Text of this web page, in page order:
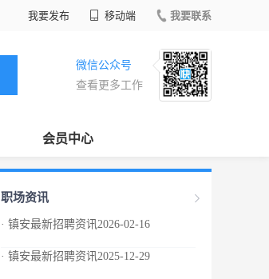
我要发布 移动端 我要联系
微信公众号
查看更多工作
会员中心
职场资讯
· 镇安最新招聘资讯2026-02-16
· 镇安最新招聘资讯2025-12-29